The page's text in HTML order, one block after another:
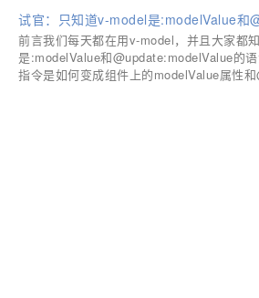
前言我们每天都在用v-model，并且大家都
是:modelValue和@update:modelValue的
指令是如何变成组件上的modelValue属性